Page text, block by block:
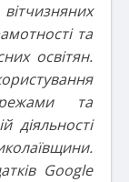
та
освітян.
та
діяльності
Google